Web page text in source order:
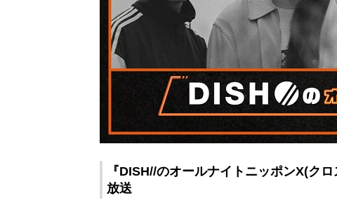
『DISH//のオールナイトニッポンX(ク
放送